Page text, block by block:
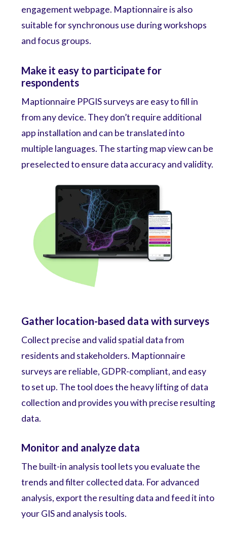
Gather location-based data with surveys
Collect precise and valid spatial data from
residents and stakeholders. Maptionnaire
surveys are reliable, GDPR-compliant, and easy
to set up. The tool does the heavy lifting of data
collection and provides you with precise resulting
data.
Monitor and analyze data
The built-in analysis tool lets you evaluate the
trends and filter collected data. For advanced
analysis, export the resulting data and feed it into
your GIS and analysis tools.
engagement webpage. Maptionnaire is also
suitable for synchronous use during workshops
and focus groups.
Make it easy to participate for
respondents
Maptionnaire PPGIS surveys are easy to fill in
from any device. They don’t require additional
app installation and can be translated into
multiple languages. The starting map view can be
preselected to ensure data accuracy and validity.